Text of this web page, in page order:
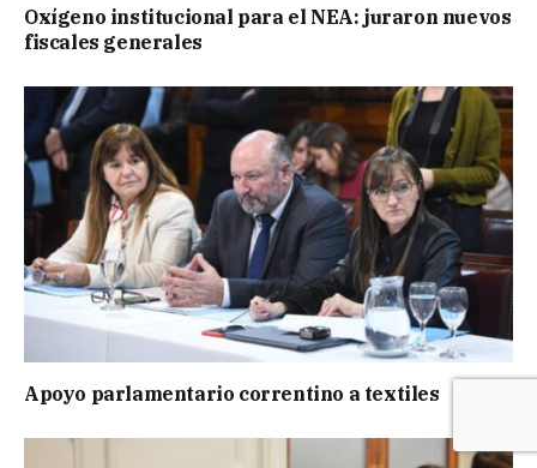
Oxígeno institucional para el NEA: juraron nuevos
fiscales generales
Apoyo parlamentario correntino a textiles